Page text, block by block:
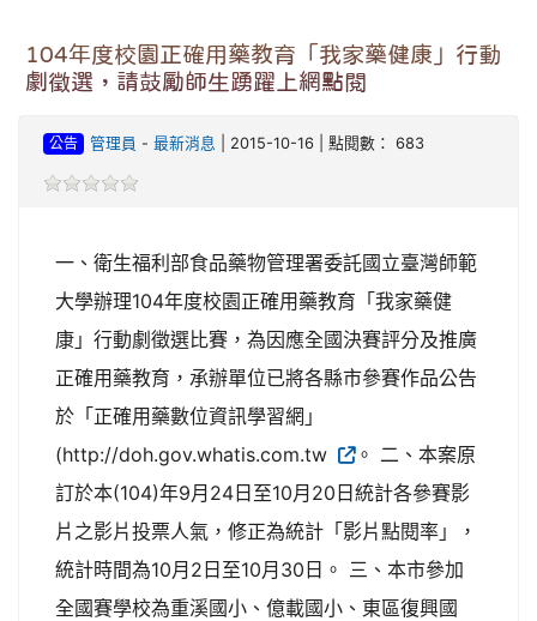
104年度校園正確用藥教育「我家藥健康」行動
劇徵選，請鼓勵師生踴躍上網點閱
公告 管理員 - 最新消息 | 2015-10-16 | 點閱數： 683
一、衛生福利部食品藥物管理署委託國立臺灣師範
大學辦理104年度校園正確用藥教育「我家藥健
康」行動劇徵選比賽，為因應全國決賽評分及推廣
正確用藥教育，承辦單位已將各縣市參賽作品公告
於「正確用藥數位資訊學習網」
(http://doh.gov.whatis.com.tw
。 二、本案原
訂於本(104)年9月24日至10月20日統計各參賽影
片之影片投票人氣，修正為統計「影片點閱率」，
統計時間為10月2日至10月30日。 三、本市參加
全國賽學校為重溪國小、億載國小、東區復興國